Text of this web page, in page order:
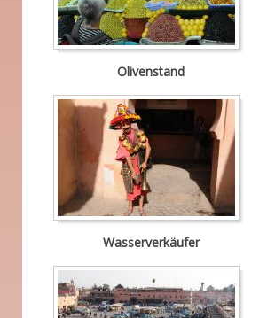
Olivenstand
Wasserverkäufer